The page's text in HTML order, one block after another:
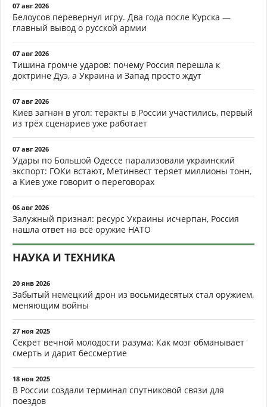
07 авг 2026
Белоусов перевернул игру. Два года после Курска —
главный вывод о русской армии
07 авг 2026
Тишина громче ударов: почему Россия перешла к
доктрине Дуэ, а Украина и Запад просто ждут
07 авг 2026
Киев загнан в угол: теракты в России участились, первый
из трёх сценариев уже работает
07 авг 2026
Удары по Большой Одессе парализовали украинский
экспорт: ГОКи встают, Метинвест теряет миллионы тонн,
а Киев уже говорит о переговорах
06 авг 2026
Залужный признал: ресурс Украины исчерпан, Россия
нашла ответ на всё оружие НАТО
НАУКА И ТЕХНИКА
20 янв 2026
Забытый немецкий дрон из восьмидесятых стал оружием,
меняющим войны
27 ноя 2025
Секрет вечной молодости разума: Как мозг обманывает
смерть и дарит бессмертие
18 ноя 2025
В России создали терминал спутниковой связи для
поездов